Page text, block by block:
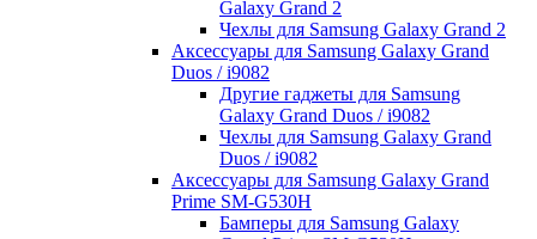
Galaxy Grand 2
Чехлы для Samsung Galaxy Grand 2
Аксессуары для Samsung Galaxy Grand
Duos / i9082
Другие гаджеты для Samsung
Galaxy Grand Duos / i9082
Чехлы для Samsung Galaxy Grand
Duos / i9082
Аксессуары для Samsung Galaxy Grand
Prime SM-G530H
Бамперы для Samsung Galaxy